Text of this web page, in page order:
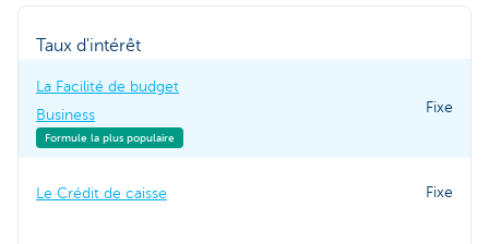
Taux d'intérêt
La Facilité de budget
Business
Formule la plus populaire
Fixe
Le Crédit de caisse Fixe